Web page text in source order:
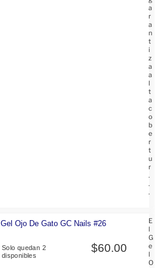
a
r
a
n
t
i
z
a
a
l
t
a
c
o
b
e
r
t
u
r
.
.
.
Gel Ojo De Gato GC Nails #26
Solo quedan 2
disponibles
$60.00
E
l
G
e
l
O